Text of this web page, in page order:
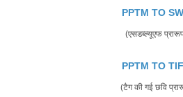
PPTM TO
(एसडब्ल्यूएफ
PPTM TO
(टैग की गई छवि